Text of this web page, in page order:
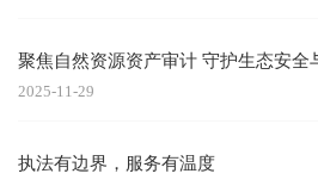
聚焦自然资源资产审计 守护生态安全
2025-11-29
执法有边界，服务有温度